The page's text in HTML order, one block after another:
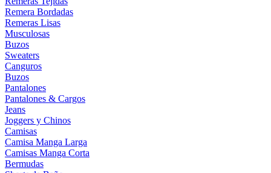
Remera Bordadas
Remeras Lisas
Musculosas
Buzos
Sweaters
Canguros
Buzos
Pantalones
Pantalones & Cargos
Jeans
Joggers y Chinos
Camisas
Camisa Manga Larga
Camisas Manga Corta
Bermudas